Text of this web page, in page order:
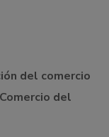
del comercio
del